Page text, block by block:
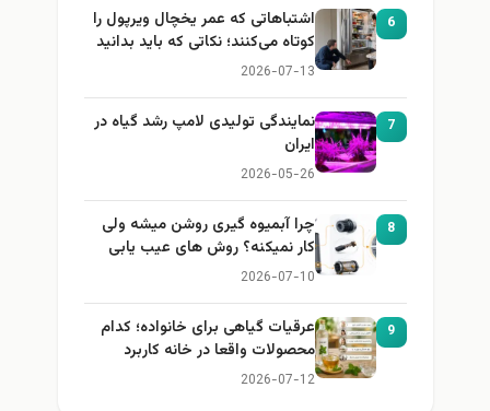
6
اشتباهاتی که عمر یخچال ویرپول را
کوتاه می‌کنند؛ نکاتی که باید بدانید
2026-07-13
7
نمایندگی تولیدی لامپ رشد گیاه در
ایران
2026-05-26
8
چرا آبمیوه گیری روشن میشه ولی
کار نمیکنه؟ روش های عیب یابی
2026-07-10
9
عرقیات گیاهی برای خانواده؛ کدام
محصولات واقعا در خانه کاربرد
دارند؟
2026-07-12